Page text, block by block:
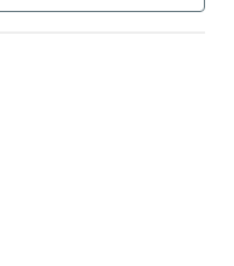
York.La sélection est